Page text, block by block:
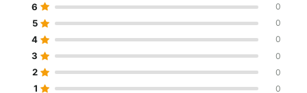
6 0
5 0
4 0
3 0
2 0
1 0